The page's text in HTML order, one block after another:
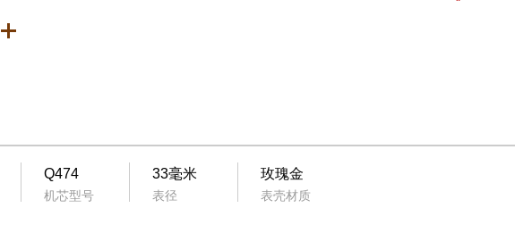
Q474
机芯型号
33毫米
表径
玫瑰金
表壳材质